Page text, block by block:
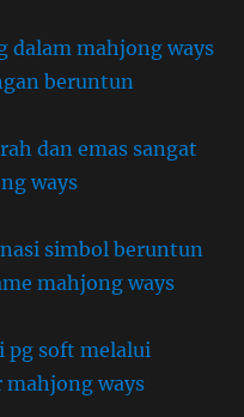
dalam mahjong ways
beruntun
dan emas sangat
ways
simbol beruntun
mahjong ways
pg soft melalui
ways